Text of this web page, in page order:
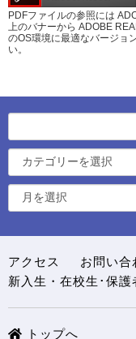
PDFファイルの参照には
上のバナーから ADOBE
のOS環境に最適なバージョ
い。
アクセス お問い合
新入生・在校生･保護
トップへ